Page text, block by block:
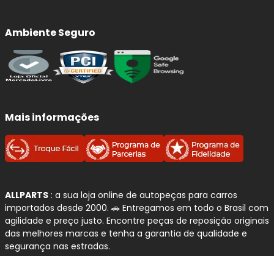
Ambiente Seguro
Mais informações
ALLPARTS : a sua loja online de autopeças para carros
importados desde 2000. 🚗 Entregamos em todo o Brasil com
agilidade e preço justo. Encontre peças de reposição originais
das melhores marcas e tenha a garantia de qualidade e
segurança nas estradas.